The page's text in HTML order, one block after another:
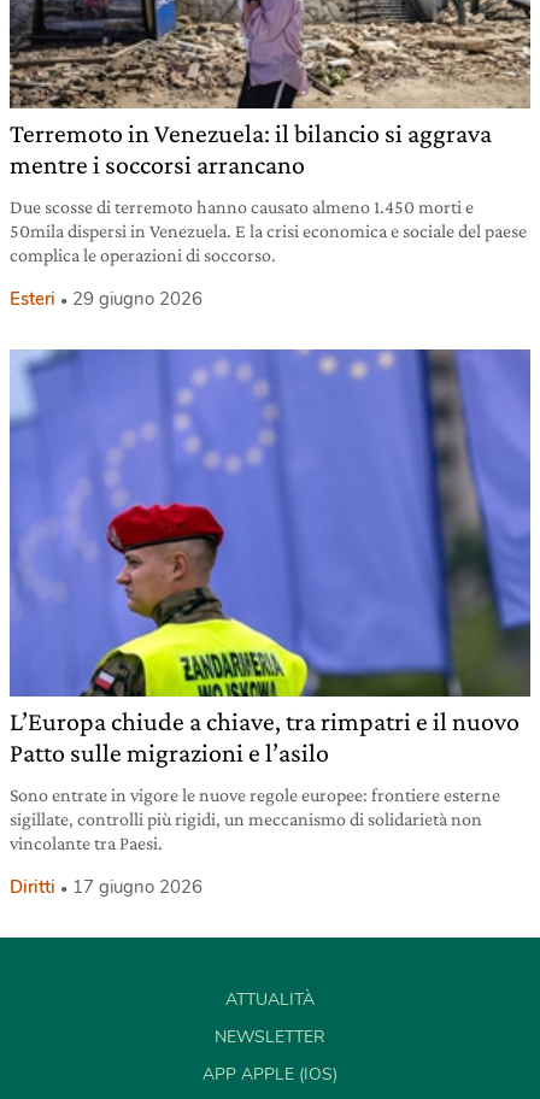
Terremoto in Venezuela: il bilancio si aggrava
mentre i soccorsi arrancano
Due scosse di terremoto hanno causato almeno 1.450 morti e
50mila dispersi in Venezuela. E la crisi economica e sociale del paese
complica le operazioni di soccorso.
Esteri 29 giugno 2026
L’Europa chiude a chiave, tra rimpatri e il nuovo
Patto sulle migrazioni e l’asilo
Sono entrate in vigore le nuove regole europee: frontiere esterne
sigillate, controlli più rigidi, un meccanismo di solidarietà non
vincolante tra Paesi.
Diritti 17 giugno 2026
ATTUALITÀ
NEWSLETTER
APP APPLE (IOS)